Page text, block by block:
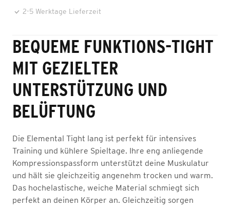
2-5 Werktage Lieferzeit
BEQUEME FUNKTIONS-TIGHT
MIT GEZIELTER
UNTERSTÜTZUNG UND
BELÜFTUNG
Die Elemental Tight lang ist perfekt für intensives
Training und kühlere Spieltage. Ihre eng anliegende
Kompressionspassform unterstützt deine Muskulatur
und hält sie gleichzeitig angenehm trocken und warm.
Das hochelastische, weiche Material schmiegt sich
perfekt an deinen Körper an. Gleichzeitig sorgen